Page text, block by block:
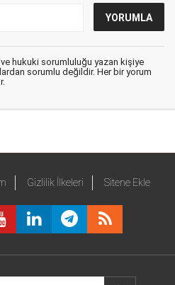
ve hukuki sorumluluğu yazan kişiye
sorumlu değildir. Her bir yorum
Gizlilik İlkeleri Sitene Ekle